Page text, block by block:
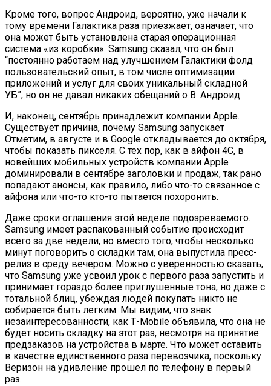
Кроме того, вопрос Андроид, вероятно, уже начали к
тому времени Галактика раза приезжает, означает, что
она может быть установлена старая операционная
система «из коробки». Samsung сказал, что он был
“постоянно работаем над улучшением Галактики фолд
пользовательский опыт, в том числе оптимизации
приложений и услуг для своих уникальный складной
УБ”, но он не давал никаких обещаний о В. Андроид
И, наконец, сентябрь принадлежит компании Apple.
Существует причина, почему Samsung запускает
Отметим, в августе и в Google откладывается до октября,
чтобы показать пикселя. С тех пор, как в айфон 4С, в
новейших мобильных устройств компании Apple
доминировали в сентябре заголовки и продаж, так рано
попадают анонсы, как правило, либо что-то связанное с
айфона или что-то кто-то пытается похоронить.
Даже сроки оглашения этой неделе подозреваемого.
Samsung имеет распакованный событие происходит
всего за две недели, но вместо того, чтобы несколько
минут поговорить о складки там, она выпустила пресс-
релиз в среду вечером. Можно с уверенностью сказать,
что Samsung уже усвоил урок с первого раза запустить и
принимает гораздо более приглушенные тона, но даже с
тотальной блиц, убеждая людей покупать никто не
собирается быть легким. Мы видим, что знак
незаинтересованности, как Т-Mobile объявила, что она не
будет носить складку на этот раз, несмотря на принятие
предзаказов на устройства в марте. Что может оставить
в качестве единственного раза перевозчика, поскольку
Веризон на удивление прошел по телефону в первый
раз.